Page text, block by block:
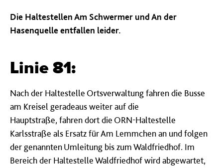
Die Haltestellen Am Schwermer und An der
Hasenquelle entfallen leider.
Linie 81:
Nach der Haltestelle Ortsverwaltung fahren die Busse
am Kreisel geradeaus weiter auf die
Hauptstraße, fahren dort die ORN-Haltestelle
Karlsstraße als Ersatz für Am Lemmchen an und folgen
der genannten Umleitung bis zum Waldfriedhof. Im
Bereich der Haltestelle Waldfriedhof wird abgewartet,